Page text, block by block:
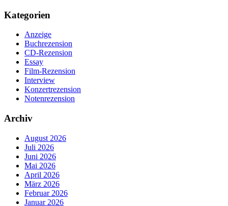
Kategorien
Anzeige
Buchrezension
CD-Rezension
Essay
Film-Rezension
Interview
Konzertrezension
Notenrezension
Archiv
August 2026
Juli 2026
Juni 2026
Mai 2026
April 2026
März 2026
Februar 2026
Januar 2026